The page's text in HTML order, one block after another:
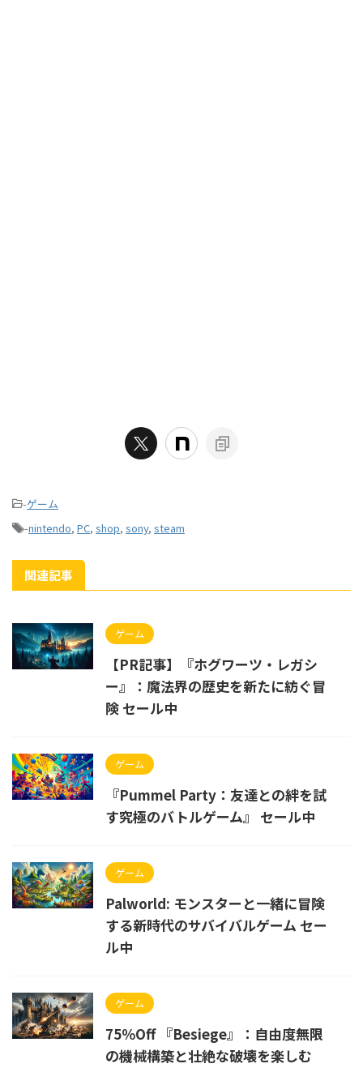
-ゲーム
-nintendo, PC, shop, sony, steam
関連記事
ゲーム
【PR記事】『ホグワーツ・レガシ
ー』：魔法界の歴史を新たに紡ぐ冒
険 セール中
ゲーム
『Pummel Party：友達との絆を試
す究極のバトルゲーム』 セール中
ゲーム
Palworld: モンスターと一緒に冒険
する新時代のサバイバルゲーム セー
ル中
ゲーム
75％Off 『Besiege』：自由度無限
の機械構築と壮絶な破壊を楽しむ